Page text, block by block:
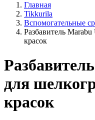
Главная
Tikkurila
Вспомогательные
Разбавитель
красок
для
красок